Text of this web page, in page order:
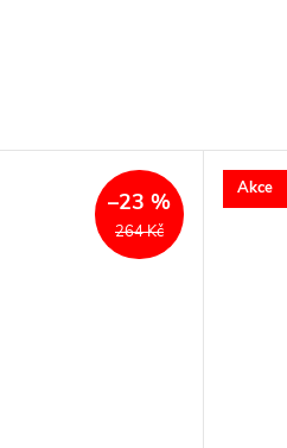
264 Kč
–23 % Akce